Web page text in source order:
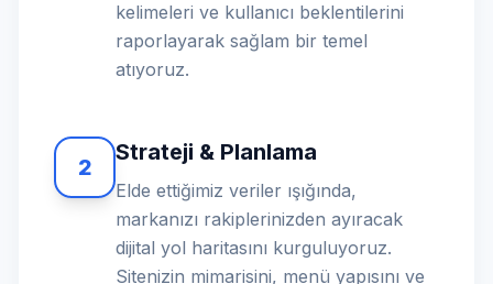
kelimeleri ve kullanıcı beklentilerini
raporlayarak sağlam bir temel
atıyoruz.
2
Strateji & Planlama
Elde ettiğimiz veriler ışığında,
markanızı rakiplerinizden ayıracak
dijital yol haritasını kurguluyoruz.
Sitenizin mimarisini, menü yapısını ve